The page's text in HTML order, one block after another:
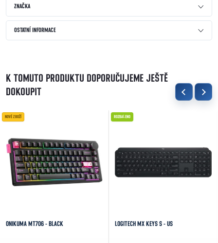
ZNAČKA
OSTATNÍ INFORMACE
K TOMUTO PRODUKTU DOPORUČUJEME JEŠTĚ
DOKOUPIT
NOVÉ ZBOŽÍ
ONIKUMA MT706 - BLACK
ROZBALENO
LOGITECH MX KEYS S - US